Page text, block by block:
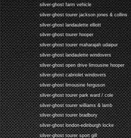
silver-ghost farm vehicle
silver-ghost tourer jackson jones & collins
silver-ghost landaulette elliott
silver-ghost tourer hooper
silver-ghost tourer maharajah udaipur
silver-ghost landaulette windovers
silver-ghost open drive limousine hooper
silver-ghost cabriolet windovers
silver-ghost limousine ferguson
silver-ghost tourer park ward / cole
silver-ghost tourer williams & lamb
silver-ghost tourer bradbury
silver-ghost london-edinburgh locke
silver-ghost tourer sport gill